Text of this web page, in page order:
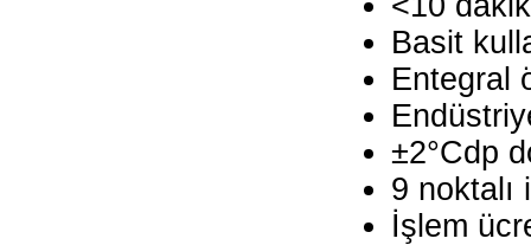
Basit
Entegral
±2°Cdp
9 noktalı
İşlem